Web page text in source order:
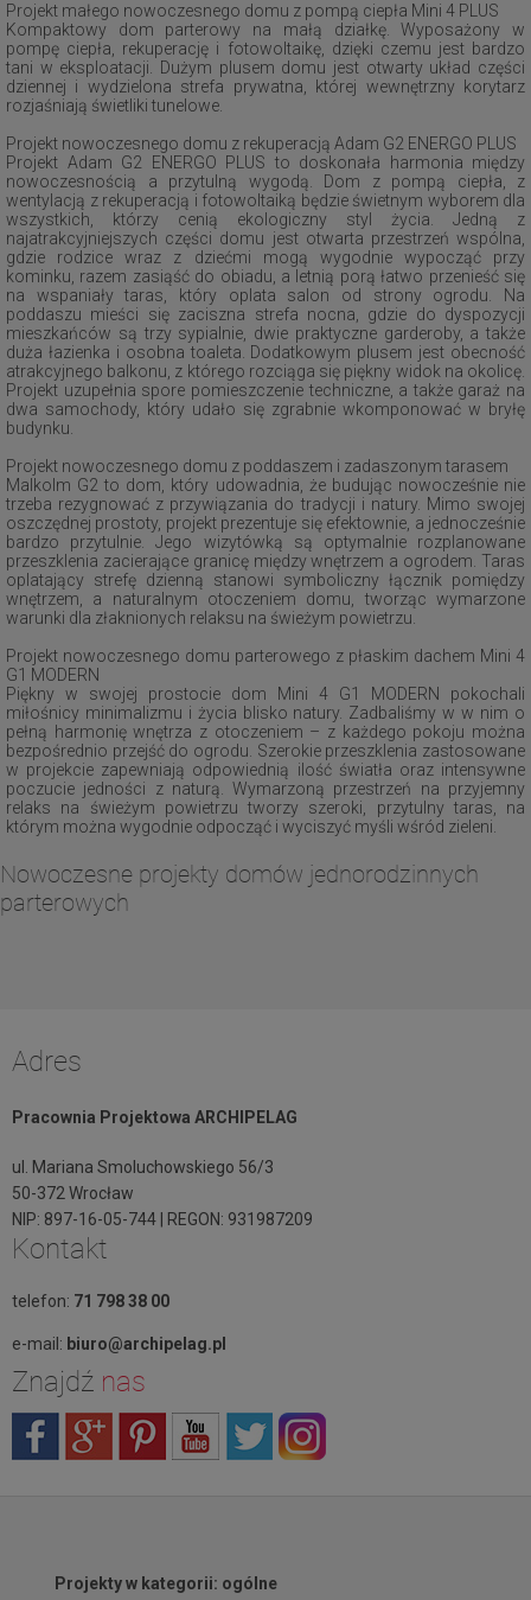
Projekt małego nowoczesnego domu z pompą ciepła Mini 4 PLUS
Kompaktowy dom parterowy na małą działkę. Wyposażony w
pompę ciepła, rekuperację i fotowoltaikę, dzięki czemu jest bardzo
tani w eksploatacji. Dużym plusem domu jest otwarty układ części
dziennej i wydzielona strefa prywatna, której wewnętrzny korytarz
rozjaśniają świetliki tunelowe.
Projekt nowoczesnego domu z rekuperacją Adam G2 ENERGO PLUS
Projekt Adam G2 ENERGO PLUS to doskonała harmonia między
nowoczesnością a przytulną wygodą. Dom z pompą ciepła, z
wentylacją z rekuperacją i fotowoltaiką będzie świetnym wyborem dla
wszystkich, którzy cenią ekologiczny styl życia. Jedną z
najatrakcyjniejszych części domu jest otwarta przestrzeń wspólna,
gdzie rodzice wraz z dziećmi mogą wygodnie wypocząć przy
kominku, razem zasiąść do obiadu, a letnią porą łatwo przenieść się
na wspaniały taras, który oplata salon od strony ogrodu. Na
poddaszu mieści się zaciszna strefa nocna, gdzie do dyspozycji
mieszkańców są trzy sypialnie, dwie praktyczne garderoby, a także
duża łazienka i osobna toaleta. Dodatkowym plusem jest obecność
atrakcyjnego balkonu, z którego rozciąga się piękny widok na okolicę.
Projekt uzupełnia spore pomieszczenie techniczne, a także garaż na
dwa samochody, który udało się zgrabnie wkomponować w bryłę
budynku.
Projekt nowoczesnego domu z poddaszem i zadaszonym tarasem
Malkolm G2 to dom, który udowadnia, że budując nowocześnie nie
trzeba rezygnować z przywiązania do tradycji i natury. Mimo swojej
oszczędnej prostoty, projekt prezentuje się efektownie, a jednocześnie
bardzo przytulnie. Jego wizytówką są optymalnie rozplanowane
przeszklenia zacierające granicę między wnętrzem a ogrodem. Taras
oplatający strefę dzienną stanowi symboliczny łącznik pomiędzy
wnętrzem, a naturalnym otoczeniem domu, tworząc wymarzone
warunki dla złaknionych relaksu na świeżym powietrzu.
Projekt nowoczesnego domu parterowego z płaskim dachem Mini 4
G1 MODERN
Piękny w swojej prostocie dom Mini 4 G1 MODERN pokochali
miłośnicy minimalizmu i życia blisko natury. Zadbaliśmy w w nim o
pełną harmonię wnętrza z otoczeniem – z każdego pokoju można
bezpośrednio przejść do ogrodu. Szerokie przeszklenia zastosowane
w projekcie zapewniają odpowiednią ilość światła oraz intensywne
poczucie jedności z naturą. Wymarzoną przestrzeń na przyjemny
relaks na świeżym powietrzu tworzy szeroki, przytulny taras, na
którym można wygodnie odpocząć i wyciszyć myśli wśród zieleni.
Nowoczesne projekty domów jednorodzinnych
parterowych
Adres
Pracownia Projektowa ARCHIPELAG
ul. Mariana Smoluchowskiego 56/3
50-372 Wrocław
NIP: 897-16-05-744 | REGON: 931987209
Kontakt
telefon: 71 798 38 00
e-mail: biuro@archipelag.pl
Znajdź nas
Projekty w kategorii: ogólne